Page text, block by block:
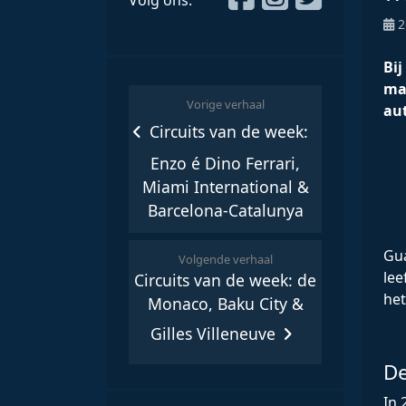
Bij
Vorige verhaal
Circuits van de week:
Enzo é Dino Ferrari,
Miami International &
Barcelona-Catalunya
Volgende verhaal
Circuits van de week: de
Monaco, Baku City &
Gilles Villeneuve